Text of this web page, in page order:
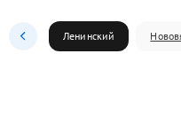
Ленинский